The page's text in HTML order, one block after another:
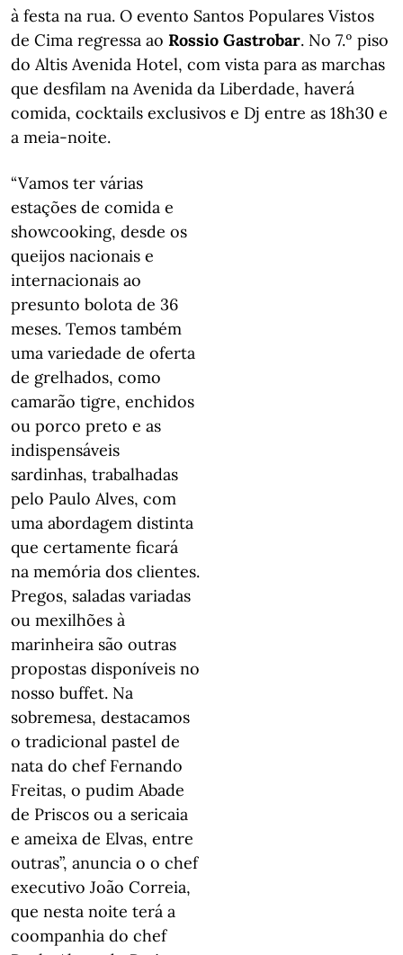
à festa na rua. O evento Santos Populares Vistos
de Cima regressa ao Rossio Gastrobar. No 7.º piso
do Altis Avenida Hotel, com vista para as marchas
que desfilam na Avenida da Liberdade, haverá
comida, cocktails exclusivos e Dj entre as 18h30 e
a meia-noite.
“Vamos ter várias
estações de comida e
showcooking, desde os
queijos nacionais e
internacionais ao
presunto bolota de 36
meses. Temos também
uma variedade de oferta
de grelhados, como
camarão tigre, enchidos
ou porco preto e as
indispensáveis
sardinhas, trabalhadas
pelo Paulo Alves, com
uma abordagem distinta
que certamente ficará
na memória dos clientes.
Pregos, saladas variadas
ou mexilhões à
marinheira são outras
propostas disponíveis no
nosso buffet. Na
sobremesa, destacamos
o tradicional pastel de
nata do chef Fernando
Freitas, o pudim Abade
de Priscos ou a sericaia
e ameixa de Elvas, entre
outras”, anuncia o o chef
executivo João Correia,
que nesta noite terá a
coompanhia do chef